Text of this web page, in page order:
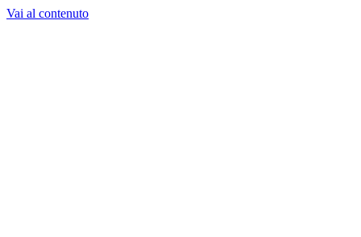
Vai al contenuto